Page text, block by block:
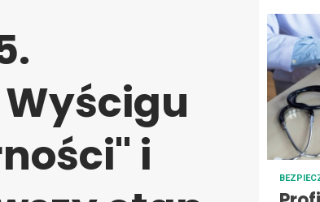
i